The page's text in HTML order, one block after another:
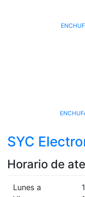
SYC
Horario de
Lunes a